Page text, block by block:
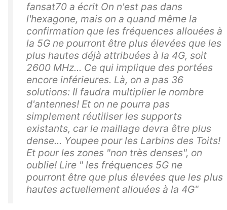
fansat70 a écrit On n'est pas dans
l'hexagone, mais on a quand même la
confirmation que les fréquences allouées à
la 5G ne pourront être plus élevées que les
plus hautes déjà attribuées à la 4G, soit
2600 MHz... Ce qui implique des portées
encore inférieures. Là, on a pas 36
solutions: Il faudra multiplier le nombre
d'antennes! Et on ne pourra pas
simplement réutiliser les supports
existants, car le maillage devra être plus
dense... Youpee pour les Larbins des Toits!
Et pour les zones "non très denses", on
oublie! Lire " les fréquences 5G ne
pourront être que plus élevées que les plus
hautes actuellement allouées à la 4G"